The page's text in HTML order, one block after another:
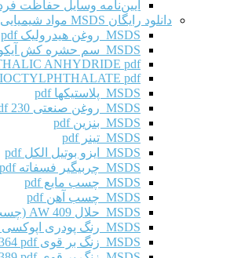
آیین‌نامه وسایل حفاظت
دانلود رایگان MSDS مواد شیمیایی
MSDS روغن هیدرولیک pdf
MSDS سم حشره کش آیکون pdf
ANHYDRIDE pdf
pdf
MSDS پلاستیکها pdf
MSDS روغن صنعتی 230 pdf
MSDS بنزین pdf
MSDS تینر pdf
MSDS ایزو بوتیل الکل pdf
MSDS چربیگیر فسفاته pdf
MSDS چسب مایع pdf
MSDS چسب آهن pdf
MSDS حلال AW 409 (چسب) pdf
MSDS رنگ پودری اپوکسی pdf
MSDS زنگ بر قوی CD364 pdf